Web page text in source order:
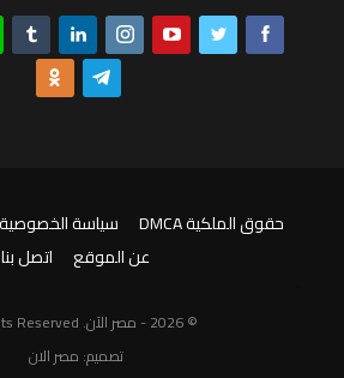
حقوق الملكية DMCA سياسة الخصوصية
عن الموقع
اتصل بنا
© 2026 - مصر الآن. All Rights Reserved
تصميم: مصر الان